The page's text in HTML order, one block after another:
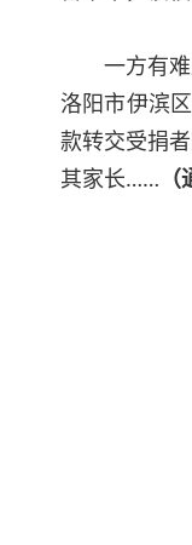
一方有
洛阳市伊滨
款转交受捐
其家长……